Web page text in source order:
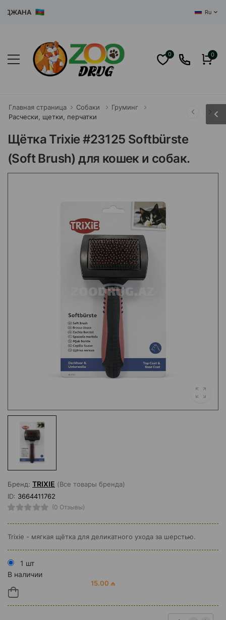
Ru
0 0
Главная страница Собаки
Груминг
Расчески, щетки, перчатки
Щётка Trixie #23125 Softbürste
(Soft Brush) для кошек и собак.
Бренд: TRIXIE (Все товары бренда)
ID: 3664411762
(0 Отзывы)
Trixie - мягкая щётка для деликатного ухода за шерстью.
1 шт
В наличии
15.00 ₼